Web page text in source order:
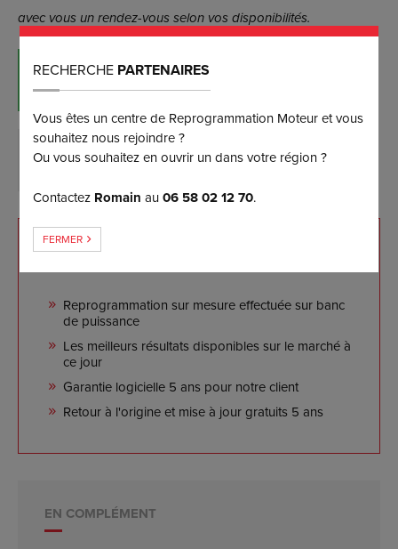
avec vous un rendez-vous selon vos disponibilités.
RÉSERVER MAINTENANT
(et bénéficiez d’une remise de 5%)
DEMANDER PLUS D’INFORMATIONS
NOS ENGAGEMENTS
Reprogrammation sur mesure effectuée sur banc
de puissance
Les meilleurs résultats disponibles sur le marché à
ce jour
Garantie logicielle 5 ans pour notre client
Retour à l'origine et mise à jour gratuits 5 ans
EN COMPLÉMENT
RECHERCHE PARTENAIRES
Vous êtes un centre de Reprogrammation Moteur et vous
souhaitez nous rejoindre ?
Ou vous souhaitez en ouvrir un dans votre région ?
Contactez Romain au06 58 02 12 70.
FERMER